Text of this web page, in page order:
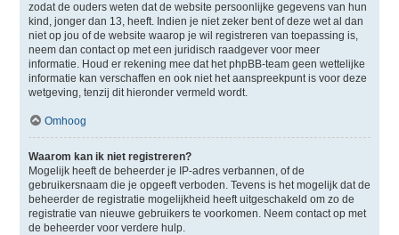
zodat de ouders weten dat de website persoonlijke gegevens van hun
kind, jonger dan 13, heeft. Indien je niet zeker bent of deze wet al dan
niet op jou of de website waarop je wil registreren van toepassing is,
neem dan contact op met een juridisch raadgever voor meer
informatie. Houd er rekening mee dat het phpBB-team geen wettelijke
informatie kan verschaffen en ook niet het aanspreekpunt is voor deze
wetgeving, tenzij dit hieronder vermeld wordt.
Omhoog
Waarom kan ik niet registreren?
Mogelijk heeft de beheerder je IP-adres verbannen, of de
gebruikersnaam die je opgeeft verboden. Tevens is het mogelijk dat de
beheerder de registratie mogelijkheid heeft uitgeschakeld om zo de
registratie van nieuwe gebruikers te voorkomen. Neem contact op met
de beheerder voor verdere hulp.